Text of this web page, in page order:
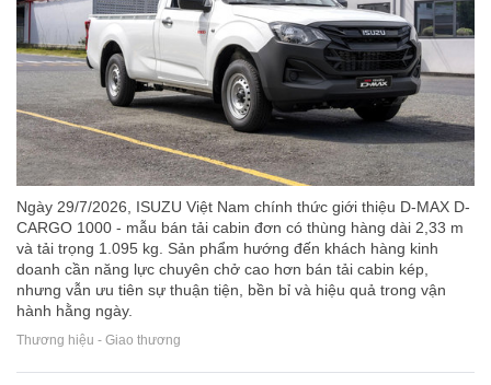
Ngày 29/7/2026, ISUZU Việt Nam chính thức giới thiệu D-MAX D-
CARGO 1000 - mẫu bán tải cabin đơn có thùng hàng dài 2,33 m
và tải trọng 1.095 kg. Sản phẩm hướng đến khách hàng kinh
doanh cần năng lực chuyên chở cao hơn bán tải cabin kép,
nhưng vẫn ưu tiên sự thuận tiện, bền bỉ và hiệu quả trong vận
hành hằng ngày.
Thương hiệu - Giao thương